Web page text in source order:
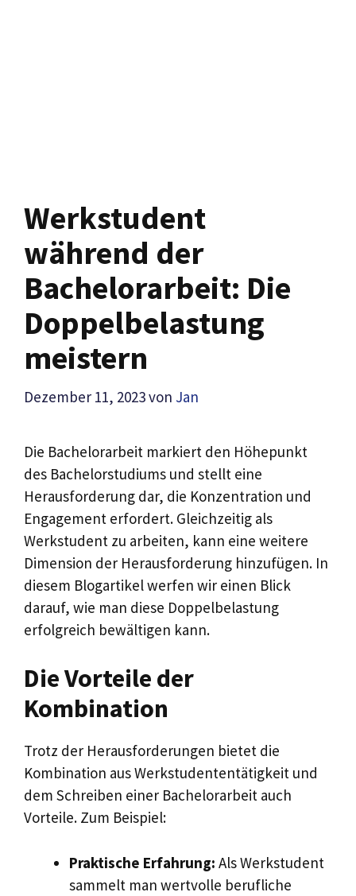
Werkstudent
während der
Bachelorarbeit: Die
Doppelbelastung
meistern
Dezember 11, 2023von Jan
Die Bachelorarbeit markiert den Höhepunkt
des Bachelorstudiums und stellt eine
Herausforderung dar, die Konzentration und
Engagement erfordert. Gleichzeitig als
Werkstudent zu arbeiten, kann eine weitere
Dimension der Herausforderung hinzufügen. In
diesem Blogartikel werfen wir einen Blick
darauf, wie man diese Doppelbelastung
erfolgreich bewältigen kann.
Die Vorteile der
Kombination
Trotz der Herausforderungen bietet die
Kombination aus Werkstudententätigkeit und
dem Schreiben einer Bachelorarbeit auch
Vorteile. Zum Beispiel:
Praktische Erfahrung: Als Werkstudent
sammelt man wertvolle berufliche